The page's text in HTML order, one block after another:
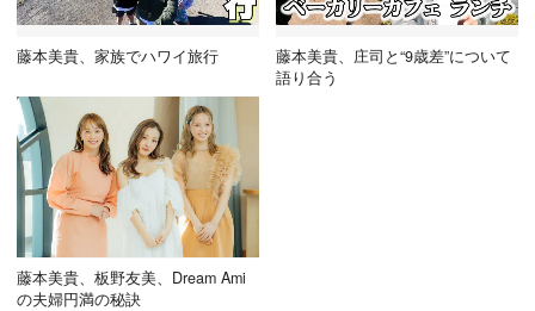
藤本美貴、家族でハワイ旅行
藤本美貴、庄司と“9歳差”について
語り合う
藤本美貴、板野友美、Dream Ami
の夫婦円満の秘訣